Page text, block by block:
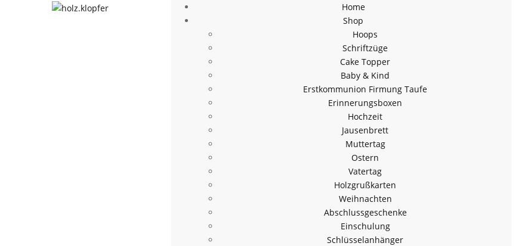
Home
Shop
Hoops
Schriftzüge
Cake Topper
Baby & Kind
Erstkommunion Firmung Taufe
Erinnerungsboxen
Hochzeit
Jausenbrett
Muttertag
Ostern
Vatertag
Holzgrußkarten
Weihnachten
Abschlussgeschenke
Einschulung
Schlüsselanhänger